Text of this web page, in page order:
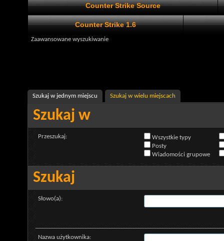
Counter Strike Source
Counter Strike 1.6
Zaawansowane wyszukiwanie
Szukaj w jednym miejscu Szukaj w wielu miejscach
Szukaj w
Przeszukaj:
Wszystkie typy
Posty
Wiadomości grupowe
Szukaj
Słowo(a):
Nazwa użytkownika: